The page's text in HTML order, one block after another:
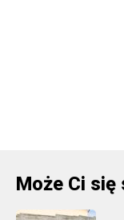
Może Ci się